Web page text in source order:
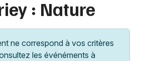
: Nature
ne correspond à vos critères
les événéments à
Près de moi Changer de lieu
Ce week-end